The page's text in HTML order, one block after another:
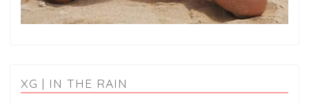
XG | IN THE RAIN